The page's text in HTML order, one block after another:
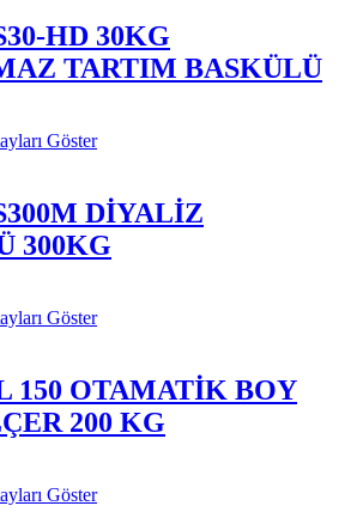
HD 30KG
TARTIM BASKÜLÜ
Göster
DİYALİZ
300KG
Göster
150 OTAMATİK BOY
200 KG
Göster